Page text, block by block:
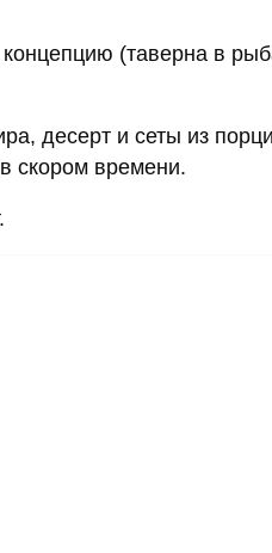
(таверна в
десерт и сеты из
скором времени.